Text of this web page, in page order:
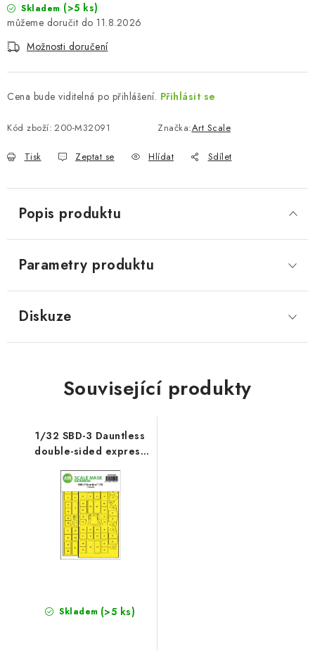
Skladem (>5 ks)
11.8.2026
Možnosti doručení
Cena bude viditelná po přihlášení. Přihlásit se
Kód zboží: 200-M32091 Značka:Art Scale
Tisk Zeptat se Hlídat Sdílet
Popis produktu
Parametry produktu
Diskuze
Související produkty
1/32 SBD-3 Dauntless
double-sided express
fit mask for Trumpeter
Skladem (>5 ks)